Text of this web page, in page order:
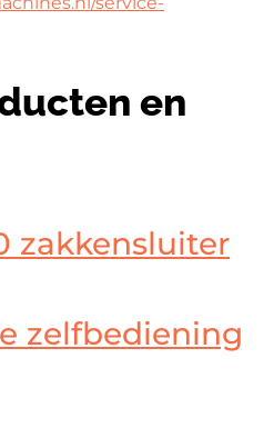
en
zakkensluiter
zelfbediening